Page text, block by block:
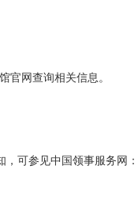
官网查询相关信息。
，可参见中国领事服务网：